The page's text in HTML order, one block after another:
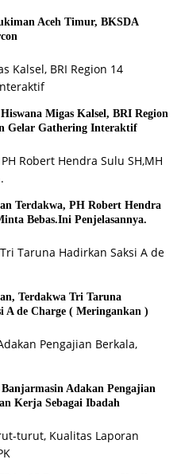
Aceh Timur, BKSDA
Migas Kalsel, BRI Region
Gelar Gathering Interaktif
Terdakwa, PH Robert Hendra
Bebas.Ini Penjelasannya.
Terdakwa Tri Taruna
A de Charge ( Meringankan )
Adakan Pengajian
Kerja Sebagai Ibadah